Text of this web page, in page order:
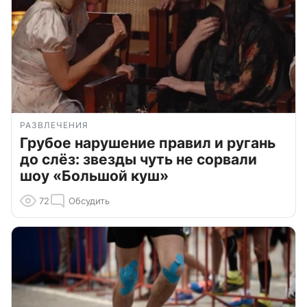
РАЗВЛЕЧЕНИЯ
Грубое нарушение правил и ругань
до слёз: звезды чуть не сорвали
шоу «Большой куш»
72 Обсудить